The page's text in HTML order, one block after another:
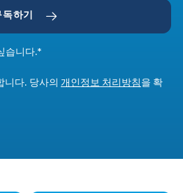
독하기
습니다.*
니다. 당사의 개인정보 처리방침 을 확